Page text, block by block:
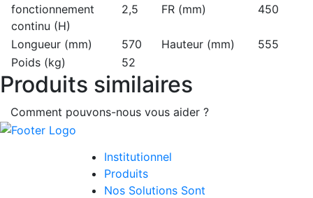
fonctionnement
continu (H)
2,5 FR (mm) 450
Longueur (mm) 570 Hauteur (mm)
555
Poids (kg)
52
Produits similaires
Comment pouvons-nous vous aider ?
Institutionnel
Produits
Nos Solutions Sont